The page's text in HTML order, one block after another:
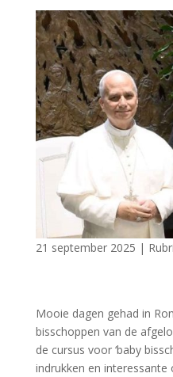
21 september 2025 |
Mooie dagen gehad in
bisschoppen van de
de cursus voor ‘baby
indrukken en